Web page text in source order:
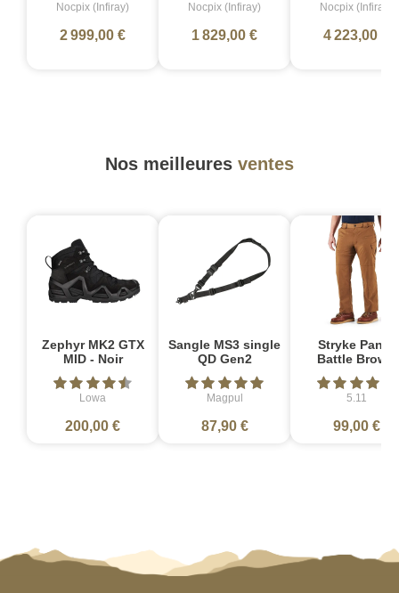
Nocpix (Infiray)
2 999,00 €
Nocpix (Infiray)
1 829,00 €
Nocpix (Infiray)
4 223,00 €
Nos meilleures ventes
Zephyr MK2 GTX
MID - Noir
Lowa
200,00 €
Sangle MS3 single
QD Gen2
Magpul
87,90 €
Stryke Pant -
Battle Brown
5.11
99,00 €